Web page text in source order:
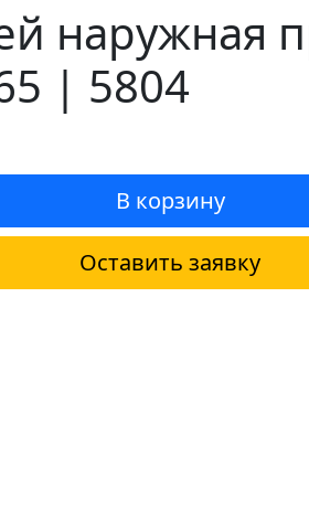
наружная
| 5804
В корзину
Оставить заявку